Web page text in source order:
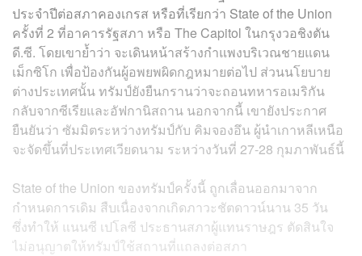
ประจำปีต่อสภาคองเกรส หรือที่เรียกว่า State of the Union
ครั้งที่ 2 ที่อาคารรัฐสภา หรือ The Capitol ในกรุงวอชิงตัน
ดี.ซี. โดยเขาย้ำว่า จะเดินหน้าสร้างกำแพงบริเวณชายแดน
เม็กซิโก เพื่อป้องกันผู้อพยพผิดกฎหมายต่อไป ส่วนนโยบาย
ต่างประเทศนั้น ทรัมป์ยังยืนกรานว่าจะถอนทหารอเมริกัน
กลับจากซีเรียและอัฟกานิสถาน นอกจากนี้ เขายังประกาศ
ยืนยันว่า ซัมมิตระหว่างทรัมป์กับ คิมจองอึน ผู้นำเกาหลีเหนือ
จะจัดขึ้นที่ประเทศเวียดนาม ระหว่างวันที่ 27-28 กุมภาพันธ์นี้
State of the Union ของทรัมป์ครั้งนี้ ถูกเลื่อนออกมาจาก
กำหนดการเดิม สืบเนื่องจากเกิดภาวะชัตดาวน์นาน 35 วัน
ซึ่งทำให้ แนนซี เปโลซี ประธานสภาผู้แทนราษฎร ตัดสินใจ
ไม่อนุญาตให้ทรัมป์ใช้สถานที่แถลงต่อสภา